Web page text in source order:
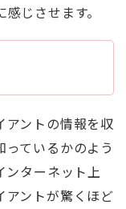
じさせます。
アントの情報を収
ているかのよう
ンターネット上
アントが驚くほど